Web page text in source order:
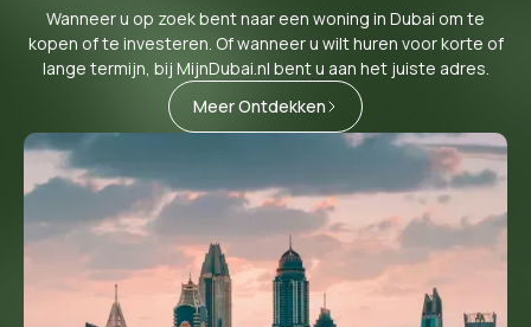
Wanneer u op zoek bent naar een woning in Dubai om te
kopen of te investeren. Of wanneer u wilt huren voor korte of
lange termijn, bij MijnDubai.nl bent u aan het juiste adres.
Meer Ontdekken